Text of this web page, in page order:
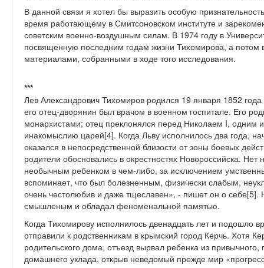
В данной связи я хотел бы выразить особую
время работающему в Смитсоновском институте и
советским военно-воздушным силам. В 1974 году в
посвященную последним годам жизни Тихомирова, а потом
материалами, собранными в ходе того исследования.
***
Лев Александрович Тихомиров родился 19 января 1852
его отец-дворянин был врачом в военном госпитале. Его
монархистами; отец преклонялся перед Николаем I, одним
инакомыслию царей[4]. Когда Льву исполнилось два года,
оказался в непосредственной близости от зоны боевых
родители обосновались в окрестностях Новороссийска. Нет
необычным ребенком в чем-либо, за исключением
вспоминает, что был болезненным, физически слабым,
очень честолюбив и даже тщеславен», - пишет он о
смышленым и обладал феноменальной памятью.
Когда Тихомирову исполнилось двенадцать лет и подошло
отправили к родственникам в крымский город Керчь. Хотя
родительского дома, отъезд вырвал ребенка из
домашнего уклада, открыв неведомый прежде мир